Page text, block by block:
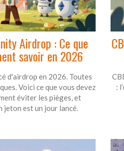
Airdrop : Ce que
savoir en 2026
d'airdrop en 2026. Toutes
Voici ce que vous devez
éviter les pièges, et
jeton est un jour lancé.
: